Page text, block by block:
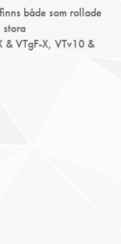
både som rollade
stora
& VTgF-X, VTv10 &